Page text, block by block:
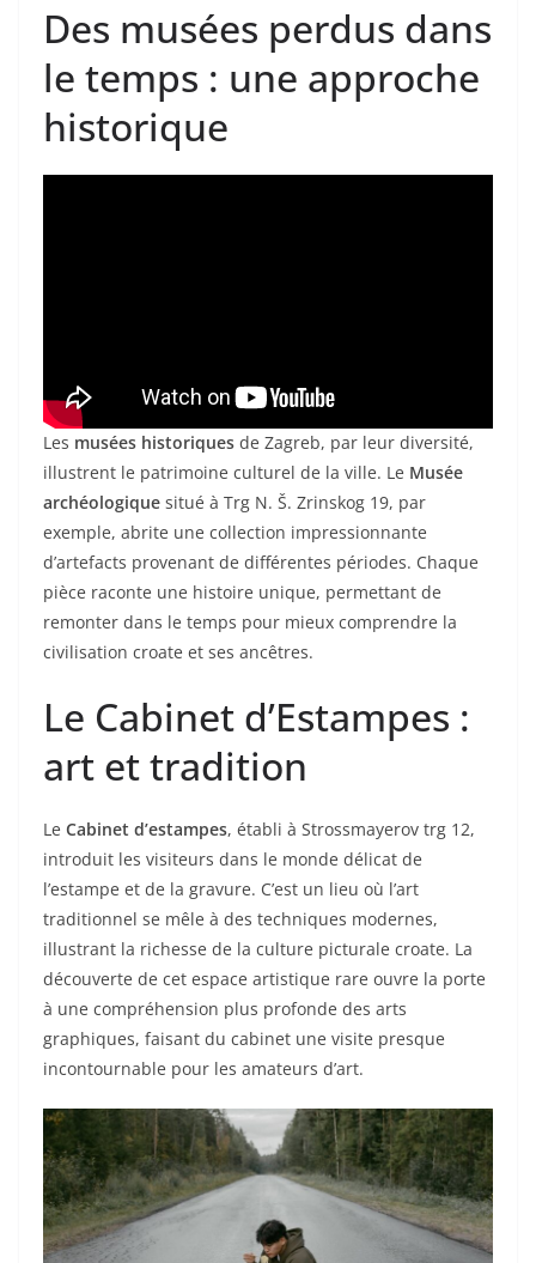
Des musées perdus dans
le temps : une approche
historique
Les musées historiques de Zagreb, par leur diversité,
illustrent le patrimoine culturel de la ville. Le Musée
archéologique situé à Trg N. Š. Zrinskog 19, par
exemple, abrite une collection impressionnante
d’artefacts provenant de différentes périodes. Chaque
pièce raconte une histoire unique, permettant de
remonter dans le temps pour mieux comprendre la
civilisation croate et ses ancêtres.
Le Cabinet d’Estampes :
art et tradition
Le Cabinet d’estampes, établi à Strossmayerov trg 12,
introduit les visiteurs dans le monde délicat de
l’estampe et de la gravure. C’est un lieu où l’art
traditionnel se mêle à des techniques modernes,
illustrant la richesse de la culture picturale croate. La
découverte de cet espace artistique rare ouvre la porte
à une compréhension plus profonde des arts
graphiques, faisant du cabinet une visite presque
incontournable pour les amateurs d’art.